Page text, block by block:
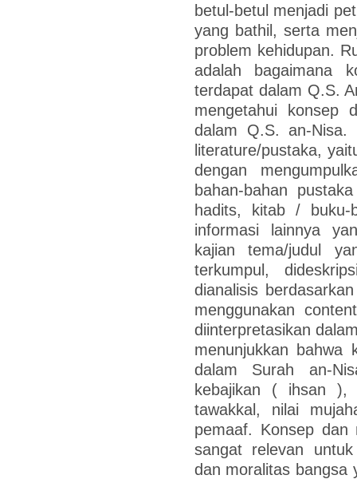
betul-betul menjadi
yang bathil, serta
problem kehidupan.
adalah bagaimana
terdapat dalam Q.S.
mengetahui konsep
dalam Q.S. an-Nisa.
literature/pustaka,
dengan
bahan-bahan
hadits, kitab / buku-
informasi lainnya
kajian tema/judul
terkumpul,
dianalisis
menggunakan
diinterpretasikan
menunjukkan
dalam Surah an-
kebajikan ( ihsan ),
tawakkal, nilai
pemaaf. Konsep dan
sangat relevan
dan moralitas bangsa